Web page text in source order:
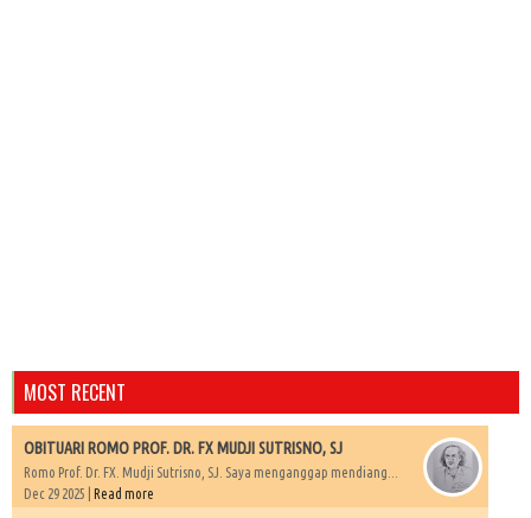
MOST RECENT
OBITUARI ROMO PROF. DR. FX MUDJI SUTRISNO, SJ
Romo Prof. Dr. FX. Mudji Sutrisno, SJ. Saya menganggap mendiang...
Dec 29 2025 | Read more